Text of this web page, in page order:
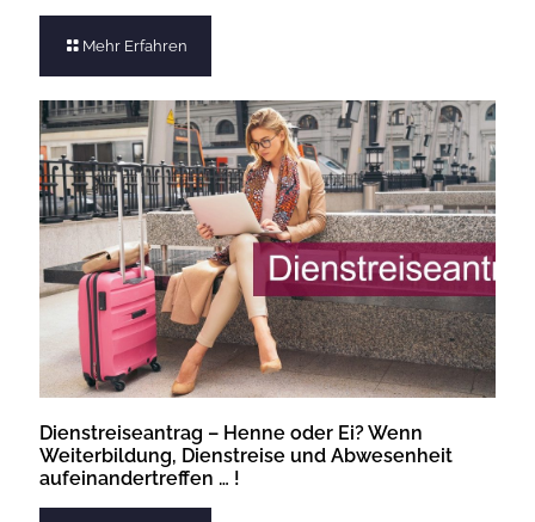
Mehr Erfahren
Dienstreiseantrag – Henne oder Ei? Wenn
Weiterbildung, Dienstreise und Abwesenheit
aufeinandertreffen … !